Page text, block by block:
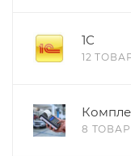
1С
12
8